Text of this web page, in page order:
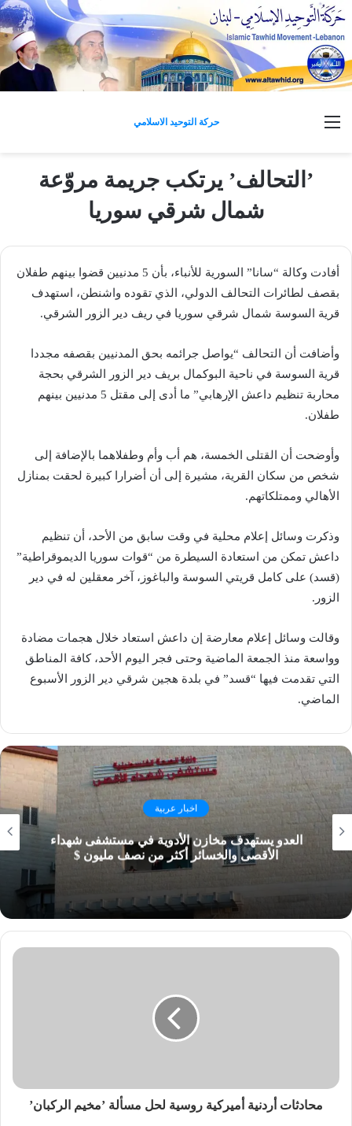
حركة التوحيد الاسلامي
’التحالف’ يرتكب جريمة مروّعة
شمال شرقي سوريا
أفادت وكالة “سانا” السورية للأنباء، بأن 5 مدنيين قضوا بينهم طفلان
بقصف لطائرات التحالف الدولي، الذي تقوده واشنطن، استهدف
قرية السوسة شمال شرقي سوريا في ريف دير الزور الشرقي.
وأضافت أن التحالف “يواصل جرائمه بحق المدنيين بقصفه مجددا
قرية السوسة في ناحية البوكمال بريف دير الزور الشرقي بحجة
محاربة تنظيم داعش الإرهابي” ما أدى إلى مقتل 5 مدنيين بينهم
طفلان.
وأوضحت أن القتلى الخمسة، هم أب وأم وطفلاهما بالإضافة إلى
شخص من سكان القرية، مشيرة إلى أن أضرارا كبيرة لحقت بمنازل
الأهالي وممتلكاتهم.
وذكرت وسائل إعلام محلية في وقت سابق من الأحد، أن تنظيم
داعش تمكن من استعادة السيطرة من “قوات سوريا الديموقراطية”
(قسد) على كامل قريتي السوسة والباغوز، آخر معقلين له في دير
الزور.
وقالت وسائل إعلام معارضة إن داعش استعاد خلال هجمات مضادة
وواسعة منذ الجمعة الماضية وحتى فجر اليوم الأحد، كافة المناطق
التي تقدمت فيها “قسد” في بلدة هجين شرقي دير الزور الأسبوع
الماضي.
اخبار عربية
العدو يستهدف مخازن الأدوية في مستشفى شهداء
الأقصى والخسائر أكثر من نصف مليون $
محادثات أردنية أميركية روسية لحل مسألة ’مخيم الركبان’